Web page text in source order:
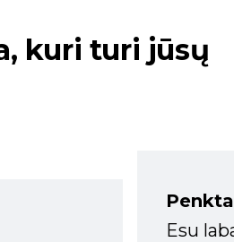
kuri turi jūsų
Esu